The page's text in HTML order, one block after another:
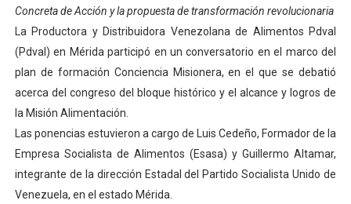
Campo Elías consolida plan de bacheo en el sector La
Fundecem inició con éxito el taller vacacional de
El Lactario del Iahula celebra la Semana Mundial de la
Plan Vacacional "Venezuela Ríe 2026" brinda
Inicia el plan vacacional Venezuela Renace en el
Concreta de Acción y la propuesta de transformación revolucionaria
La Productora y Distribuidora Venezolana de Alimentos Pdval
(Pdval) en Mérida participó en un conversatorio en el marco del
plan de formación Conciencia Misionera, en el que se debatió
acerca del congreso del bloque histórico y el alcance y logros de
la Misión Alimentación.
Las ponencias estuvieron a cargo de Luis Cedeño, Formador de la
Empresa Socialista de Alimentos (Esasa) y Guillermo Altamar,
integrante de la dirección Estadal del Partido Socialista Unido de
Venezuela, en el estado Mérida.